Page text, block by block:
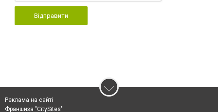
Відправити
Реклама на сайті
Франшиза "CitySites"